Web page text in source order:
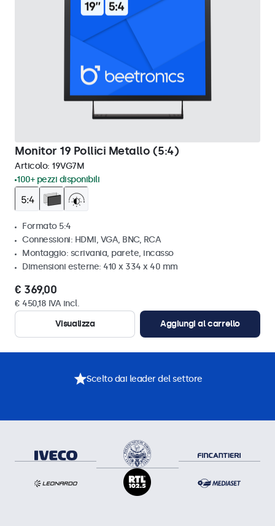
Monitor 19 Pollici Metallo (5:4)
Articolo: 19VG7M
100+ pezzi disponibili
Formato 5:4
Connessioni: HDMI, VGA, BNC, RCA
Montaggio: scrivania, parete, incasso
Dimensioni esterne: 410 x 334 x 40 mm
€ 369,00
€ 450,18 IVA incl.
Visualizza
Aggiungi al carrello
Scelto dai leader del settore